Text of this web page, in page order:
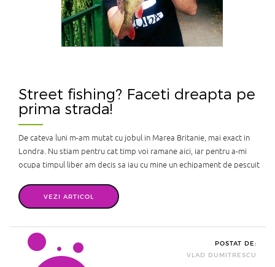
Street fishing? Faceti dreapta pe
prima strada!
De cateva luni m-am mutat cu jobul in Marea Britanie, mai exact in
Londra. Nu stiam pentru cat timp voi ramane aici, iar pentru a-mi
ocupa timpul liber am decis sa iau cu mine un echipament de pescuit
lucru pe care l-am facut in primele zile libere a fost ...
VEZI ARTICOL
POSTAT DE:
VLAD DUMITRESCU